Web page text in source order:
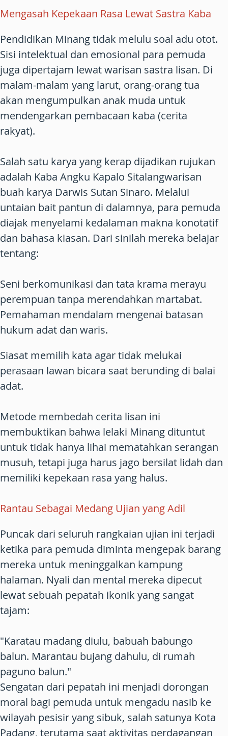
Mengasah Kepekaan Rasa Lewat Sastra Kaba
Pendidikan Minang tidak melulu soal adu otot.
Sisi intelektual dan emosional para pemuda
juga dipertajam lewat warisan sastra lisan. Di
malam-malam yang larut, orang-orang tua
akan mengumpulkan anak muda untuk
mendengarkan pembacaan kaba (cerita
rakyat).
Salah satu karya yang kerap dijadikan rujukan
adalah Kaba Angku Kapalo Sitalangwarisan
buah karya Darwis Sutan Sinaro. Melalui
untaian bait pantun di dalamnya, para pemuda
diajak menyelami kedalaman makna konotatif
dan bahasa kiasan. Dari sinilah mereka belajar
tentang:
Seni berkomunikasi dan tata krama merayu
perempuan tanpa merendahkan martabat.
Pemahaman mendalam mengenai batasan
hukum adat dan waris.
Siasat memilih kata agar tidak melukai
perasaan lawan bicara saat berunding di balai
adat.
Metode membedah cerita lisan ini
membuktikan bahwa lelaki Minang dituntut
untuk tidak hanya lihai mematahkan serangan
musuh, tetapi juga harus jago bersilat lidah dan
memiliki kepekaan rasa yang halus.
Rantau Sebagai Medang Ujian yang Adil
Puncak dari seluruh rangkaian ujian ini terjadi
ketika para pemuda diminta mengepak barang
mereka untuk meninggalkan kampung
halaman. Nyali dan mental mereka dipecut
lewat sebuah pepatah ikonik yang sangat
tajam:
"Karatau madang diulu, babuah babungo
balun. Marantau bujang dahulu, di rumah
paguno balun."
Sengatan dari pepatah ini menjadi dorongan
moral bagi pemuda untuk mengadu nasib ke
wilayah pesisir yang sibuk, salah satunya Kota
Padang, terutama saat aktivitas perdagangan